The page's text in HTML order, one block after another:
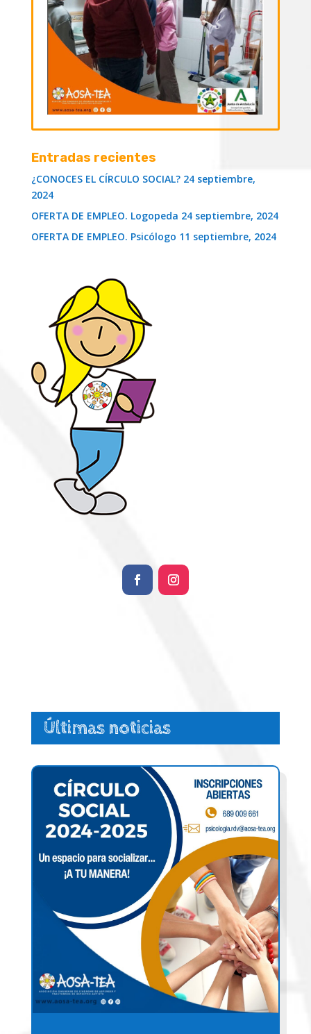
Entradas recientes
¿CONOCES EL CÍRCULO SOCIAL? 24 septiembre,
2024
OFERTA DE EMPLEO. Logopeda 24 septiembre, 2024
OFERTA DE EMPLEO. Psicólogo 11 septiembre, 2024
Últimas noticias